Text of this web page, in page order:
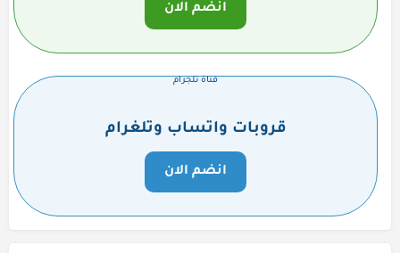
انضم الان
قناة تلجرام
قروبات واتساب وتلغرام
انضم الان